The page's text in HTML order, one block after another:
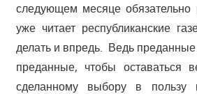
следующем месяце обязательно
уже читает республиканские
делать и впредь. Ведь преданные
преданные, чтобы оставаться
сделанному выбору в пользу